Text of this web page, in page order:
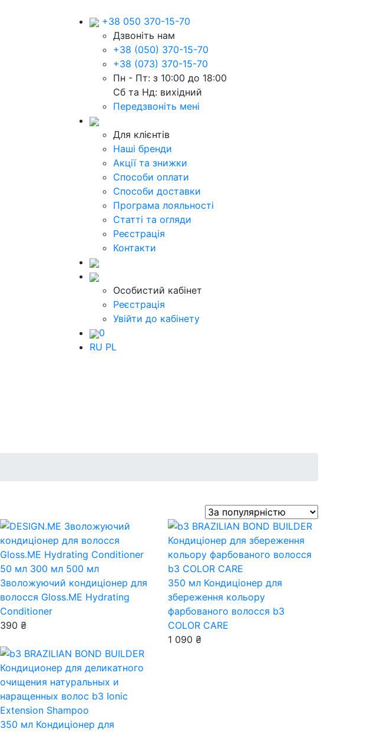
+38 050 370-15-70
Дзвоніть нам
+38 (050) 370-15-70
+38 (073) 370-15-70
Пн - Пт: з 10:00 до 18:00
Сб та Нд: вихідний
Передзвоніть мені
Для клієнтів
Наші бренди
Акції та знижки
Способи оплати
Способи доставки
Програма лояльності
Статті та огляди
Реєстрація
Контакти
Особистий кабінет
Реєстрація
Увійти до кабінету
0
RU PL
Next
50 мл 300 мл 500 мл
Зволожуючий кондиціонер для
волосся Gloss.ME Hydrating
Conditioner
390 ₴
350 мл Кондиціонер для
збереження кольору
фарбованого волосся b3
COLOR CARE
1 090 ₴
350 мл Кондиціонер для